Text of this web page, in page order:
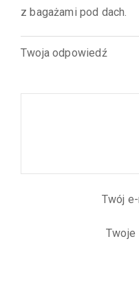
z bagażami pod dach.
Twoja odpowiedź
Twój
Twoje